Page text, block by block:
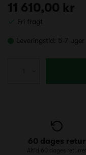
11 610,00 kr
Fri fragt
Leveringstid: 5-7 uger
60 dages retur
Altid 60 dages returret